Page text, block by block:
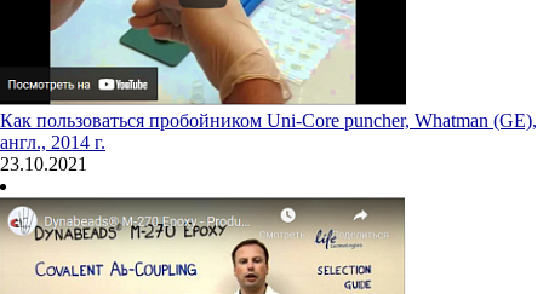
Как пользоваться пробойником Uni-Core puncher, Whatman (GE),
англ., 2014 г.
23.10.2021